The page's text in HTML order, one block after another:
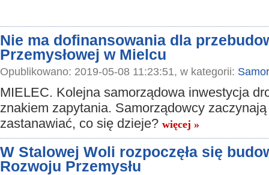
Nie ma dofinansowania dla
Przemysłowej w Mielcu
Opublikowano: 2019-05-08 11:23:51, w kategorii:
MIELEC. Kolejna samorządowa inwestycja
znakiem zapytania. Samorządowcy zaczynają
zastanawiać, co się dzieje? więcej »
W Stalowej Woli rozpoczęła się
Rozwoju Przemysłu